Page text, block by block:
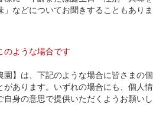
などについてお聞きすることもありま
のような場合です
】は、下記のような場合に皆さまの個
があります。いずれの場合にも、個人情
身の意思で提供いただくようお願いし